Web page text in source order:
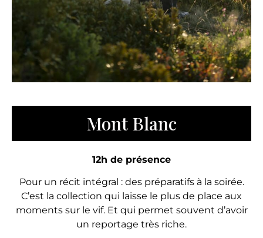
Mont Blanc
12h de présence
Pour un récit intégral : des préparatifs à la soirée.
C’est la collection qui laisse le plus de place aux
moments sur le vif. Et qui permet souvent d’avoir
un reportage très riche.